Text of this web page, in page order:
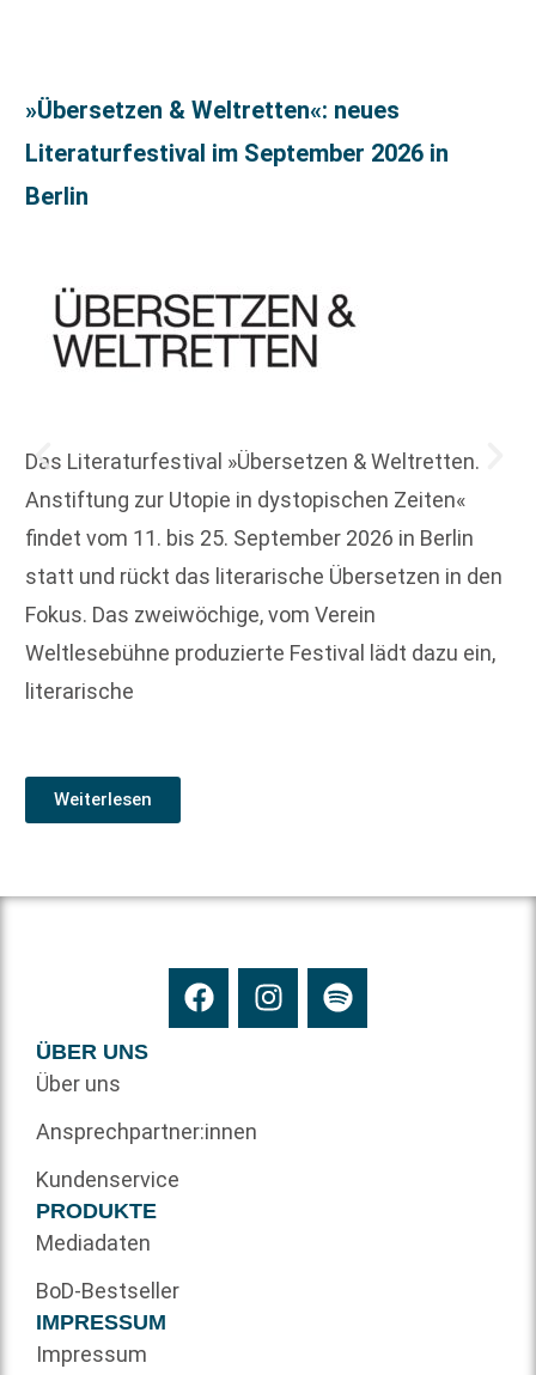
»Übersetzen & Weltretten«: neues
Literaturfestival im September 2026 in
Berlin
Das Literaturfestival »Übersetzen & Weltretten.
Anstiftung zur Utopie in dystopischen Zeiten«
findet vom 11. bis 25. September 2026 in Berlin
statt und rückt das literarische Übersetzen in den
Fokus. Das zweiwöchige, vom Verein
Weltlesebühne produzierte Festival lädt dazu ein,
literarische
Weiterlesen
ÜBER UNS
Über uns
Ansprechpartner:innen
Kundenservice
PRODUKTE
Mediadaten
BoD-Bestseller
IMPRESSUM
Impressum